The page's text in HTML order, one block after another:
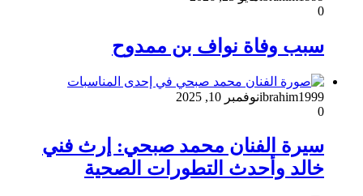
0
سبب وفاة نواف بن ممدوح
ibrahim1999نوفمبر 10, 2025
0
سيرة الفنان محمد صبحي: إرث فني
خالد وأحدث التطورات الصحية